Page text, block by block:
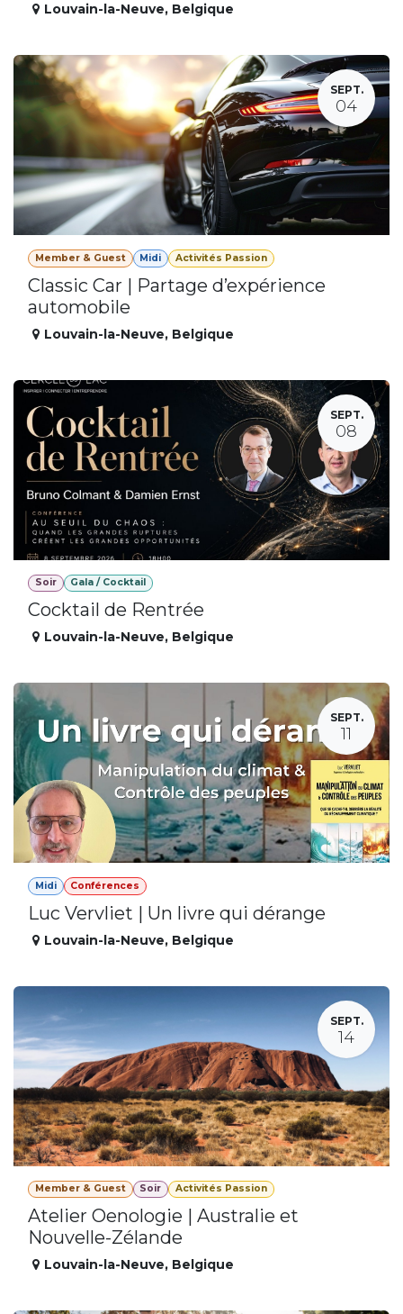
Louvain-la-Neuve, Belgique
SEPT.
04
Member & Guest Midi Activités Passion
Classic Car | Partage d’expérience
automobile
Louvain-la-Neuve, Belgique
SEPT.
08
Soir Gala / Cocktail
Cocktail de Rentrée
Louvain-la-Neuve, Belgique
SEPT.
11
Midi Conférences
Luc Vervliet | Un livre qui dérange
Louvain-la-Neuve, Belgique
SEPT.
14
Member & Guest Soir Activités Passion
Atelier Oenologie | Australie et
Nouvelle-Zélande
Louvain-la-Neuve, Belgique